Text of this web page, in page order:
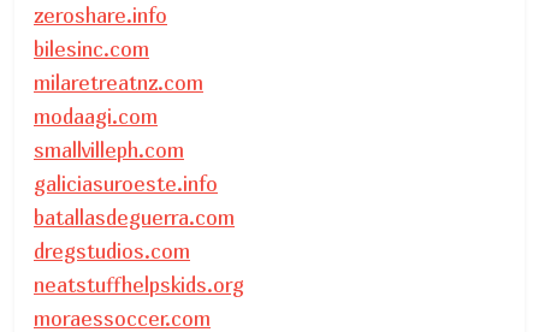
zeroshare.info
bilesinc.com
milaretreatnz.com
modaagi.com
smallvilleph.com
galiciasuroeste.info
batallasdeguerra.com
dregstudios.com
neatstuffhelpskids.org
moraessoccer.com